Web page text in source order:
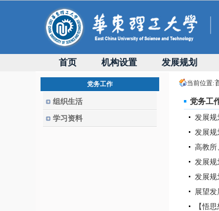
首页 机构设置 发展规划
党务工作
组织生活
学习资料
当前位置:
党务工
发展
发展规
高教所
发展规
发展规
展望
【悟